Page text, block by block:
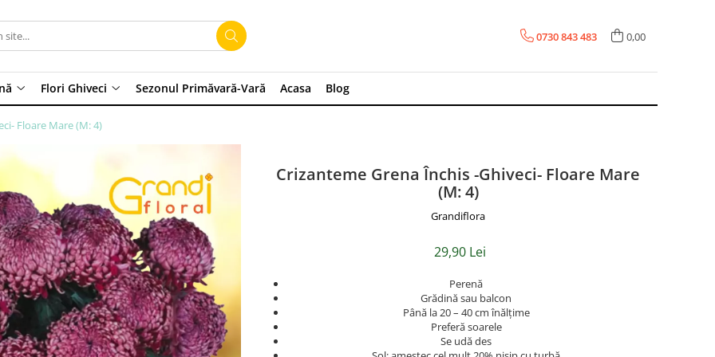
0730 843 483 0,00
Flori Ghiveci Sezonul Primăvară-Vară Acasa Blog
Floare Mare (M: 4)
Crizanteme Grena Închis -Ghiveci- Floare Mare
(M: 4)
Grandiflora
29,90 Lei
Perenă
Grădină sau balcon
Până la 20 – 40 cm înălțime
Preferă soarele
Se udă des